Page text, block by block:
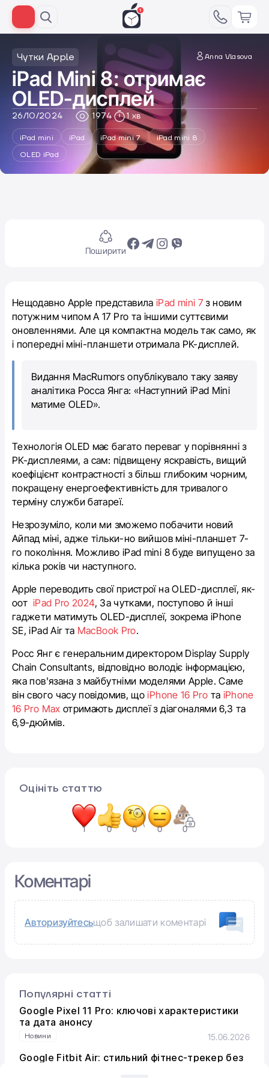
Чутки Apple Anna Vlasova
iPad Mini 8: отримає
OLED-дисплей
26/10/2024 1974 1 хв
iPad mini iPad iPad mini 7
iPad mini 8
OLED iPad
Поширити
Нещодавно Apple представила iPad mini 7 з новим
потужним чипом А 17 Pro та іншими суттєвими
оновленнями. Але ця компактна модель так само, як
і попередні міні-планшети отримала РК-дисплей.
Видання MacRumors опублікувало таку заяву
аналітика Росса Янга: «Наступний iPad Mini
матиме OLED».
Технологія OLED має багато переваг у порівнянні з
РК-дисплеями, а сам: підвищену яскравість, вищий
коефіцієнт контрастності з більш глибоким чорним,
покращену енергоефективність для тривалого
терміну служби батареї.
Незрозуміло, коли ми зможемо побачити новий
Айпад міні, адже тільки-но вийшов міні-планшет 7-
го покоління. Можливо iPad mini 8 буде випущено за
кілька років чи наступного.
Apple переводить свої пристрої на OLED-дисплеї, як-
оот iPad Pro 2024, За чутками, поступово й інші
гаджети матимуть OLED-дисплеї, зокрема iPhone
SE, iPad Air та MacBook Pro.
Росс Янг є генеральним директором Display Supply
Chain Consultants, відповідно володіє інформацією,
яка пов'язана з майбутніми моделями Apple. Саме
він свого часу повідомив, щоiPhone 16 Pro та iPhone
16 Pro Max отримають дисплеї з діагоналями 6,3 та
6,9-дюймів.
Оцініть статтю
1 0 0 0 0
Коментарі
Авторизуйтесьщоб залишати коментарі
Популярні статті
Google Pixel 11 Pro: ключові характеристики
та дата анонсу
Новини 15.06.2026
Google Fitbit Air: стильний фітнес-трекер без